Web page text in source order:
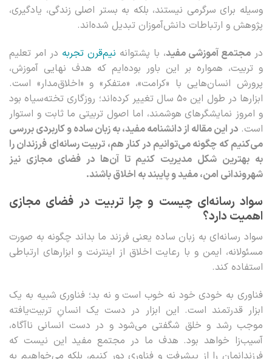
وسیله برای سرگرمی نیستند، بلکه به بستر اصلی زندگی، یادگیری،
پژوهش و ارتباطات دانش‌آموزان تبدیل شده‌اند.
در مجتمع آموزشی مفید، با پشتوانه نیم‌قرن تجربه در امر تعلیم
و تربیت، همواره بر این باور بوده‌ایم که هدف نهایی آموزش،
پرورش انسان‌هایی با «کرامت»، «متفکر» و «اخلاق‌مدار» است.
ابزارها در طول این ۵۰ سال تغییر کرده‌اند؛ روزگاری تخته‌سیاه بود
و امروز نمایشگرهای هوشمند، اما اصول تربیتی ما ثابت و استوار
است. در این مقاله از دانشنامه مفید، به زبان ساده و کاربردی بررسی
می‌کنیم که چگونه می‌توانیم در کنار هم، تربیت رسانه‌ای فرزندان را
به بهترین شکل مدیریت کنیم تا آن‌ها در فضای مجازی نیز
شهروندانی امن، مفید و پایبند به اخلاق باشند.
سواد رسانه‌ای چیست و چرا تربیت در فضای مجازی
اهمیت دارد؟
سواد رسانه‌ای به زبان ساده یعنی فرزند ما بداند چگونه به صورت
مسئولانه، ایمن و با رعایت اخلاق از اینترنت و ابزارهای ارتباطی
استفاده کند.
فناوری به خودی خود نه خوب است و نه بد؛ فناوری شبیه به یک
ابزار قدرتمند است. این ابزار در دست یک انسانِ تربیت‌یافته
موجب رشد و خلق شگفتی می‌شود و در دست انسانی ناآگاه،
آسیب‌زا خواهد بود. هدف ما در مجتمع مفید این نیست که
فرزندانمان را از پیشرفت و فناوری دور کنیم، بلکه می‌خواهیم به